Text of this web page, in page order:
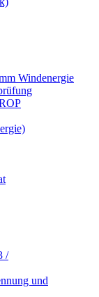
Windenergie
/
und